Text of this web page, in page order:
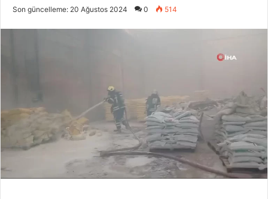
göndermek
Son güncelleme: 20 Ağustos 2024 0 514